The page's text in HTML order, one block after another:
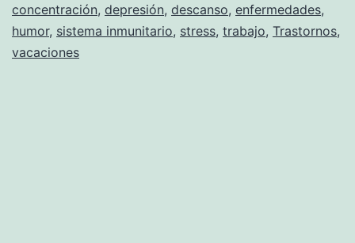
¡ya!
concentración, depresión, descanso, enfermedades,
humor, sistema inmunitario, stress, trabajo, Trastornos,
vacaciones